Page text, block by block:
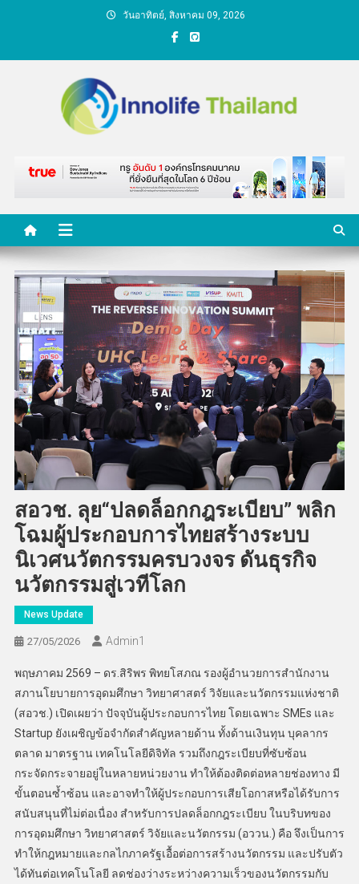
วันอาทิตย์, สิงหาคม 09, 2026
คนกับความคิด ชีวิตกับ
นวัตกรรม
สอวช. ลุย“ปลดล็อกกฎระเบียบ” พลิก
โฉมผู้ประกอบการไทยสร้างระบบ
นิเวศนวัตกรรมครบวงจร ดันธุรกิจ
นวัตกรรมสู่เวทีโลก
News Update
27/05/2026 Admin​1
พฤษภาคม 2569 – ดร.สิริพร พิทยโสภณ รองผู้อำนวยการสำนักงาน
สภานโยบายการอุดมศึกษา วิทยาศาสตร์ วิจัยและนวัตกรรมแห่งชาติ
(สอวช.) เปิดเผยว่า ปัจจุบันผู้ประกอบการไทย โดยเฉพาะ SMEs และ
Startup ยังเผชิญข้อจำกัดสำคัญหลายด้าน ทั้งด้านเงินทุน บุคลากร
ตลาด มาตรฐาน เทคโนโลยีดิจิทัล รวมถึงกฎระเบียบที่ซับซ้อน
กระจัดกระจายอยู่ในหลายหน่วยงาน ทำให้ต้องติดต่อหลายช่องทาง มี
ขั้นตอนซ้ำซ้อน และอาจทำให้ผู้ประกอบการเสียโอกาสหรือได้รับการ
สนับสนุนที่ไม่ต่อเนื่อง สำหรับการปลดล็อกกฎระเบียบ ในบริบทของ
การอุดมศึกษา วิทยาศาสตร์ วิจัยและนวัตกรรม (อววน.) คือ จึงเป็นการ
ทำให้กฎหมายและกลไกภาครัฐเอื้อต่อการสร้างนวัตกรรม และปรับตัว
ได้ทันต่อเทคโนโลยี ลดช่องว่างระหว่างความเร็วของนวัตกรรมกับ